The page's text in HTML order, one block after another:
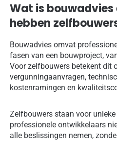
Wat is bouwadvies
hebben
Bouwadvies omvat
fasen van een bouwproject,
Voor zelfbouwers betekent dit
vergunningaanvragen,
kostenramingen en
Zelfbouwers staan voor
professionele ontwikkelaars
alle beslissingen nemen,